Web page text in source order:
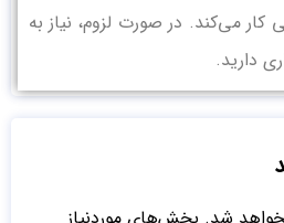
می‌کند. در صورت لزوم، نیاز به
دارید.